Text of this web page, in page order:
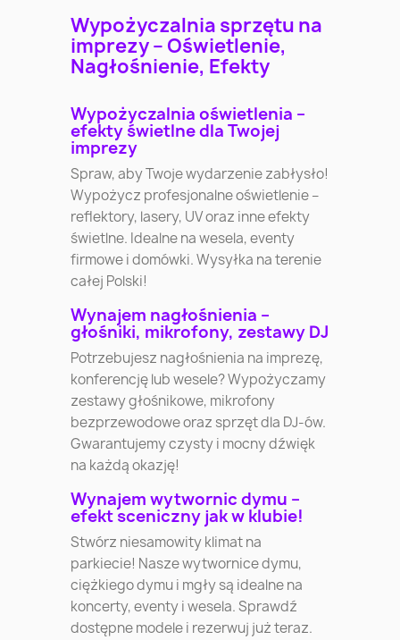
Wypożyczalnia sprzętu na
imprezy – Oświetlenie,
Nagłośnienie, Efekty
Wypożyczalnia oświetlenia –
efekty świetlne dla Twojej
imprezy
Spraw, aby Twoje wydarzenie zabłysło!
Wypożycz profesjonalne oświetlenie –
reflektory, lasery, UV oraz inne efekty
świetlne. Idealne na wesela, eventy
firmowe i domówki. Wysyłka na terenie
całej Polski!
Wynajem nagłośnienia –
głośniki, mikrofony, zestawy DJ
Potrzebujesz nagłośnienia na imprezę,
konferencję lub wesele? Wypożyczamy
zestawy głośnikowe, mikrofony
bezprzewodowe oraz sprzęt dla DJ-ów.
Gwarantujemy czysty i mocny dźwięk
na każdą okazję!
Wynajem wytwornic dymu –
efekt sceniczny jak w klubie!
Stwórz niesamowity klimat na
parkiecie! Nasze wytwornice dymu,
ciężkiego dymu i mgły są idealne na
koncerty, eventy i wesela. Sprawdź
dostępne modele i rezerwuj już teraz.